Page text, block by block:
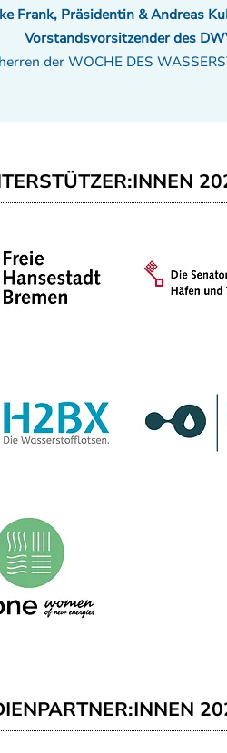
Frank, Präsidentin & Andreas
Vorstandsvorsitzender des
der WOCHE DES